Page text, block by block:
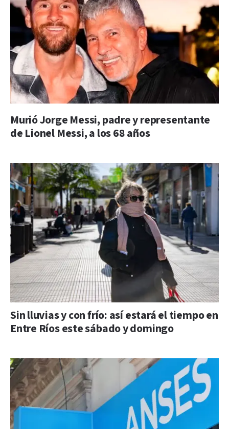
Murió Jorge Messi, padre y representante
de Lionel Messi, a los 68 años
Sin lluvias y con frío: así estará el tiempo en
Entre Ríos este sábado y domingo